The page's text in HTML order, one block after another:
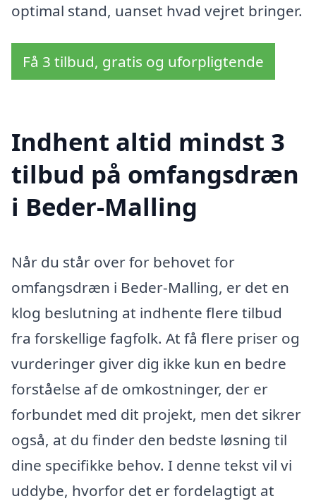
optimal stand, uanset hvad vejret bringer.
Få 3 tilbud, gratis og uforpligtende
Indhent altid mindst 3
tilbud på omfangsdræn
i Beder-Malling
Når du står over for behovet for
omfangsdræn i Beder-Malling, er det en
klog beslutning at indhente flere tilbud
fra forskellige fagfolk. At få flere priser og
vurderinger giver dig ikke kun en bedre
forståelse af de omkostninger, der er
forbundet med dit projekt, men det sikrer
også, at du finder den bedste løsning til
dine specifikke behov. I denne tekst vil vi
uddybe, hvorfor det er fordelagtigt at